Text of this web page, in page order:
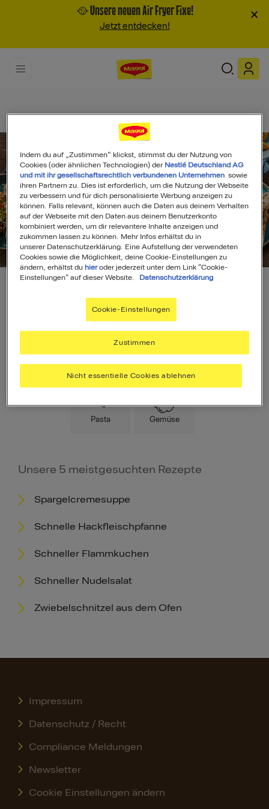
🥘 Unsere neuen Air Fryer Fixe!
Jetzt entdecken!
×
Search
Hauptspeise Fleisch Low Carb
Pasta Gemüse
Unsere 5 meistgesuchten Rezepte
Spargelcremesuppe
Schnelle Hackfleischpfanne
Schneller Flammkuchen
Schneller Nudelsalat
Zwiebelschnitzel aus dem Ofen
Impressum
Datenschutz / Recht
Compliance Meldungen
Newsletter
Cookie Einstellungen ändern
Indem du auf „Zustimmen“ klickst, stimmst du der Nutzung von
Cookies (oder ähnlichen Technologien) der Nestlé Deutschland AG
und mit ihr gesellschaftsrechtlich verbundenen Unternehmen sowie
ihren Partnern zu. Dies ist erforderlich, um die Nutzung der Webseite
zu verbessern und für dich personalisierte Werbung anzeigen zu
können. Falls relevant, können auch die Daten aus deinem Verhalten
auf der Webseite mit den Daten aus deinem Benutzerkonto
kombiniert werden, um dir relevantere Inhalte anzeigen und
zukommen lassen zu können. Mehr Infos erhältst du in
unserer Datenschutzerklärung. Eine Aufstellung der verwendeten
Cookies sowie die Möglichkeit, deine Cookie-Einstellungen zu
ändern, erhältst duhieroder jederzeit unter dem Link "Cookie-
Einstellungen" auf dieser Website.
Datenschutzerklärung
Cookie-Einstellungen
Nicht essentielle Cookies ablehnen
Zustimmen